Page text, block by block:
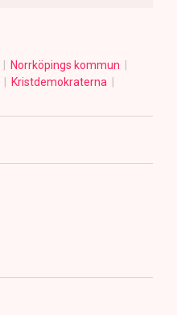
Norrköpings kommun
Kristdemokraterna